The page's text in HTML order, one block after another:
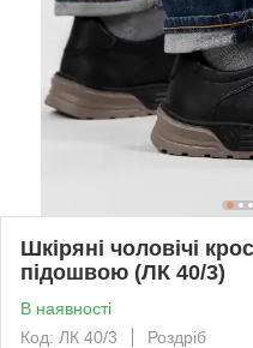
Шкіряні чоловічі
підошвою (ЛК 40/3)
В наявності
Код: ЛК 40/3
Роздріб